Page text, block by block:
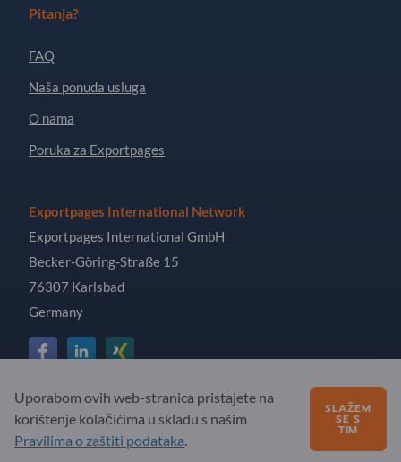
Pitanja?
FAQ
Naša ponuda usluga
O nama
Poruka za Exportpages
Exportpages International Network
Exportpages International GmbH
Becker-Göring-Straße 15
76307 Karlsbad
Germany
Copyright © 2026 Exportpages International GmbH. All
Rights Reserved.
Uporabom ovih web-stranica pristajete na
korištenje kolačićima u skladu s našim
Pravilima o zaštiti podataka.
SLAŽEM
SE S
TIM